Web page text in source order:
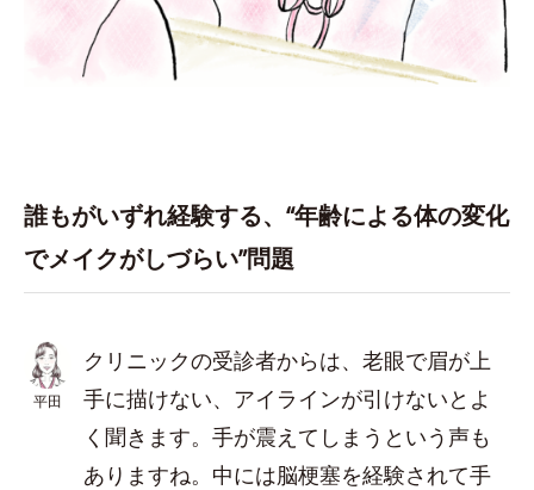
誰もがいずれ経験する、“年齢による体の変化
でメイクがしづらい”問題
平田
クリニックの受診者からは、老眼で眉が上
手に描けない、アイラインが引けないとよ
く聞きます。手が震えてしまうという声も
ありますね。中には脳梗塞を経験されて手